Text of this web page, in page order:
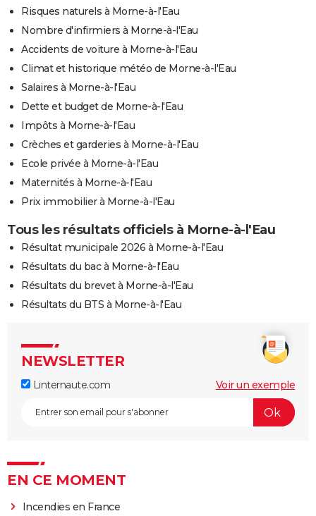
Risques naturels à Morne-à-l'Eau
Nombre d'infirmiers à Morne-à-l'Eau
Accidents de voiture à Morne-à-l'Eau
Climat et historique météo de Morne-à-l'Eau
Salaires à Morne-à-l'Eau
Dette et budget de Morne-à-l'Eau
Impôts à Morne-à-l'Eau
Crèches et garderies à Morne-à-l'Eau
Ecole privée à Morne-à-l'Eau
Maternités à Morne-à-l'Eau
Prix immobilier à Morne-à-l'Eau
Tous les résultats officiels à Morne-à-l'Eau
Résultat municipale 2026 à Morne-à-l'Eau
Résultats du bac à Morne-à-l'Eau
Résultats du brevet à Morne-à-l'Eau
Résultats du BTS à Morne-à-l'Eau
NEWSLETTER
Linternaute.com Voir un exemple
EN CE MOMENT
Incendies en France